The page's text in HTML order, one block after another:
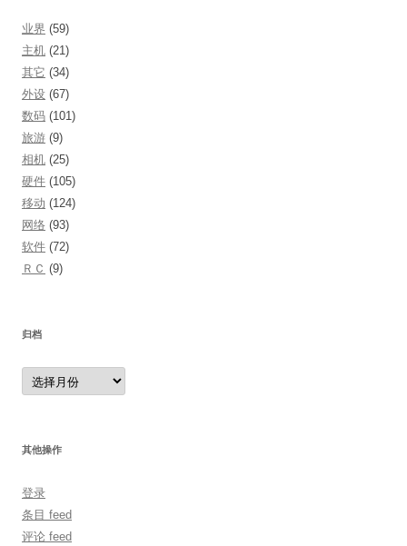
业界 (59)
主机 (21)
其它 (34)
外设 (67)
数码 (101)
旅游 (9)
相机 (25)
硬件 (105)
移动 (124)
网络 (93)
软件 (72)
ＲＣ (9)
归档
归
档
其他操作
登录
条目 feed
评论 feed